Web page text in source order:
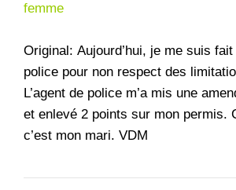
femme
Original: Aujourd’hui, je me suis
police pour non respect des
L’agent de police m’a mis une
et enlevé 2 points sur mon permis.
c’est mon mari. VDM